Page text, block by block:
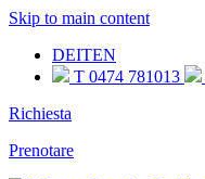
Skip to main content
DEITEN
T 0474 781013
Richiesta
Prenotare